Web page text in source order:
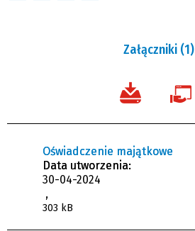
Załączniki (1)
Oświadczenie majątkowe
Data utworzenia:
30-04-2024
,
303 kB